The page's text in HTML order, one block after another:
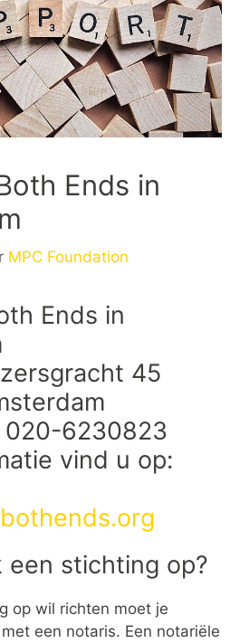
Ends in
MPC Foundation
Ends in
45
020-6230823
vind u op:
een stichting op?
op wil richten moet je
een notaris. Een notariële